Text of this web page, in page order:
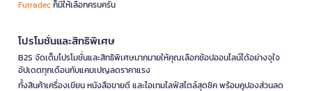
Furradecก็มีให้เลือกครบครัน
โปรโมชั่นและสิทธิพิเศษ
B2S จัดเต็มโปรโมชั่นและสิทธิพิเศษมากมายให้คุณเลือกช้อปออนไลน์ได้อย่างจุใจ
อัปเดตทุกเดือนกับแคมเปญลดราคาแรง
ทั้งสินค้าเครื่องเขียน หนังสือขายดี และไอเทมไลฟ์สไตล์สุดชิค พร้อมคูปองส่วนลด